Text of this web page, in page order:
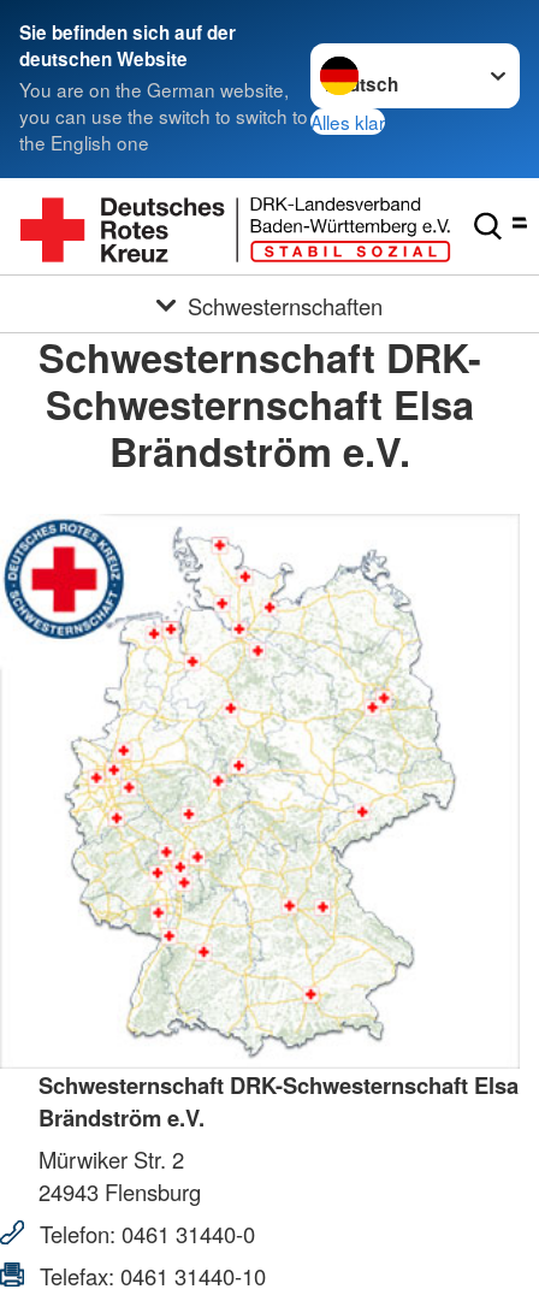
Sie befinden sich auf der
deutschen Website
You are on the German website,
you can use the switch to switch to
the English one
Sprache wechseln zu
Alles klar
Schwesternschaften
Schwesternschaft DRK-
Schwesternschaft Elsa
Brändström e.V.
Schwesternschaft DRK-Schwesternschaft Elsa
Brändström e.V.
Mürwiker Str. 2
24943 Flensburg
Telefon: 0461 31440-0
Telefax: 0461 31440-10